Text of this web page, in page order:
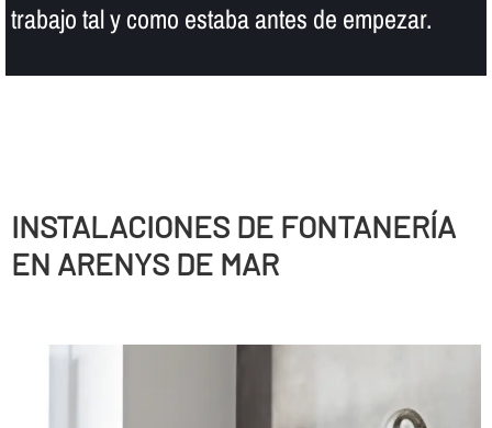
trabajo tal y como estaba antes de empezar.
INSTALACIONES DE FONTANERÍ­A
EN ARENYS DE MAR